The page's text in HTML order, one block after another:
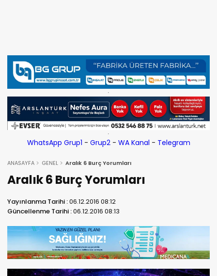
WhatsApp Grup1 - Grup2- WA Kanal - Telegram
ANASAYFA GENEL Aralık 6 Burç Yorumları
Aralık 6 Burç Yorumları
Yayınlanma Tarihi :06.12.2016 08:12
Güncellenme Tarihi :06.12.2016 08:13